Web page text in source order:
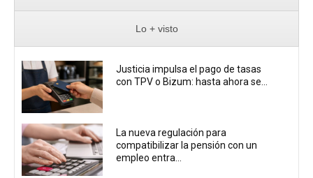
Lo + visto
Justicia impulsa el pago de tasas
con TPV o Bizum: hasta ahora se...
La nueva regulación para
compatibilizar la pensión con un
empleo entra...